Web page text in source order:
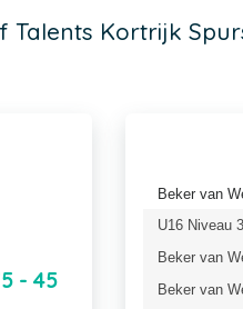
Talents Kortrijk
- 45
Beker van
U16 Niveau
Beker van
Beker van